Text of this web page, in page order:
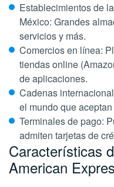
Establecimientos de
México: Grandes
servicios y más.
Comercios en línea:
tiendas online
de aplicaciones.
Cadenas
el mundo que
Terminales de pago:
admiten tarjetas de
Características
American